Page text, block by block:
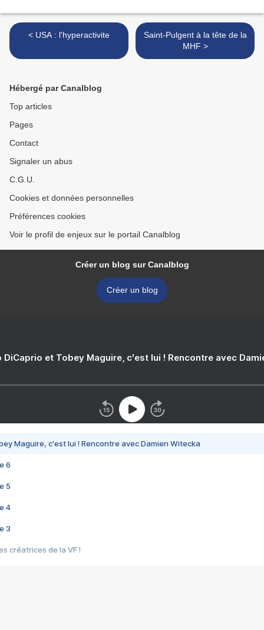
< USA : l'hyperactivite
Saint-Pulgent à la tête de la
MHF >
Hébergé par Canalblog
Top articles
Pages
Contact
Signaler un abus
C.G.U.
Cookies et données personnelles
Préférences cookies
Voir le profil de enjeux sur le portail Canalblog
Créer un blog sur Canalblog
Créer un blog
DiCaprio et Tobey Maguire, c'est lui ! Rencontre avec
Maguire, c'est lui ! Rencontre avec Damien Witecka
6
5
4
3
créatrices de la VF !